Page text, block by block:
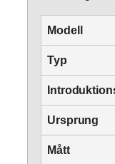
Modell
Typ
Ursprung
Mått